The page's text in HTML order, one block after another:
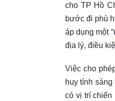
cho TP Hồ
bước đi phù
áp dụng một
địa lý, điều
Việc cho
huy tính
có vị trí chiến